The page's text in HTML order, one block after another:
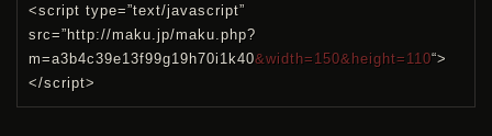
<script type=”text/javascript”
src=”http://maku.jp/maku.php?
m=a3b4c39e13f99g19h70i1k40&width=150&height=110“>
</script>